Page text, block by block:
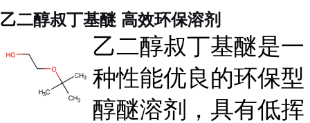
乙二醇叔丁基醚 高效环保溶剂
乙二醇叔丁基醚是一
种性能优良的环保型
醇醚溶剂，具有低挥